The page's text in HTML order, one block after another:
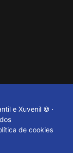
e Xuvenil © ·
de cookies